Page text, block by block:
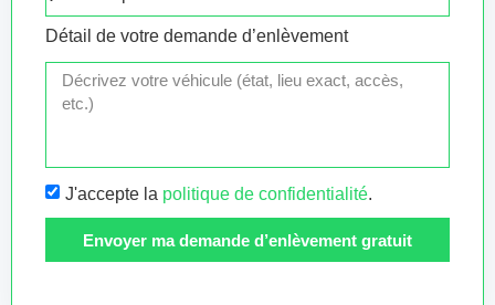
Détail de votre demande d’enlèvement
J'accepte la politique de confidentialité.
Envoyer ma demande d’enlèvement gratuit